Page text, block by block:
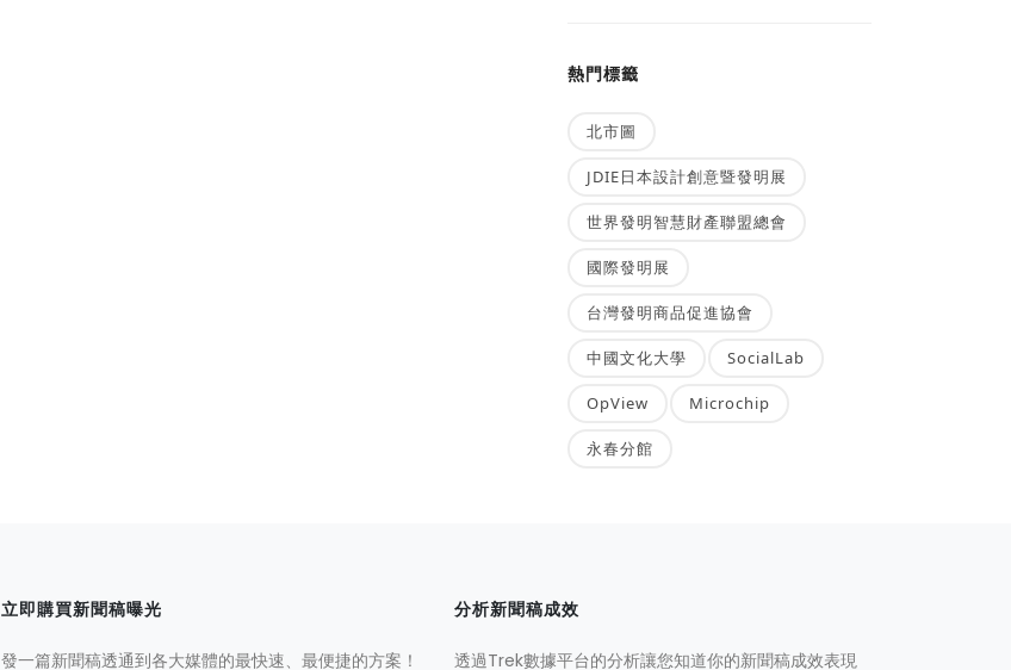
熱門標籤
北市圖
JDIE日本設計創意暨發明展
世界發明智慧財產聯盟總會
國際發明展
台灣發明商品促進協會
中國文化大學 SocialLab
OpView Microchip
永春分館
立即購買新聞稿曝光
發一篇新聞稿透通到各大媒體的最快速、最便捷的方案！
分析新聞稿成效
透過Trek數據平台的分析讓您知道你的新聞稿成效表現